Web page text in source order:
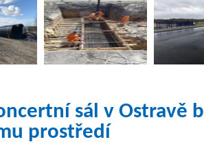
sál v Ostravě
prostředí